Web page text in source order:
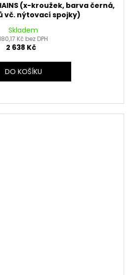
(x-kroužek, barva černá,
vč. nýtovací spojky)
Skladem
Kč bez DPH
2 638 Kč
DO KOŠÍKU